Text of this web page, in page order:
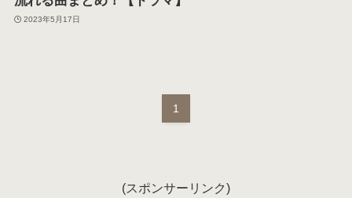
2023年5月17日
1
(スポンサーリンク)